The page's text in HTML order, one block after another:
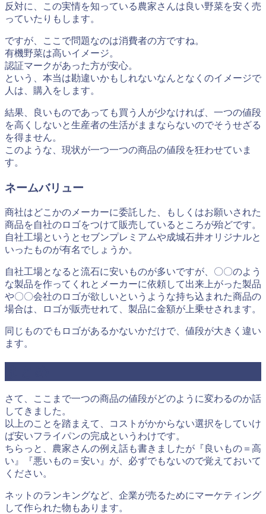
反対に、この実情を知っている農家さんは良い野菜を安く売
っていたりもします。
ですが、ここで問題なのは消費者の方ですね。
有機野菜は高いイメージ。
認証マークがあった方が安心。
という、本当は勘違いかもしれないなんとなくのイメージで
人は、購入をします。
結果、良いものであっても買う人が少なければ、一つの値段
を高くしないと生産者の生活がままならないのでそうせざる
を得ません。
このような、現状が一つ一つの商品の値段を狂わせていま
す。
ネームバリュー
商社はどこかのメーカーに委託した、もしくはお願いされた
商品を自社のロゴをつけて販売しているところが殆どです。
自社工場というとセブンプレミアムや成城石井オリジナルと
いったものが有名でしょうか。
自社工場となると流石に安いものが多いですが、〇〇のよう
な製品を作ってくれとメーカーに依頼して出来上がった製品
や〇〇会社のロゴが欲しいというような持ち込まれた商品の
場合は、ロゴが販売せれて、製品に金額が上乗せされます。
同じものでもロゴがあるかないかだけで、値段が大きく違い
ます。
さて、ここまで一つの商品の値段がどのように変わるのか話
してきました。
以上のことを踏まえて、コストがかからない選択をしていけ
ば安いフライパンの完成というわけです。
ちらっと、農家さんの例え話も書きましたが『良いもの＝高
い』『悪いもの＝安い』が、必ずでもないので覚えておいて
ください。
ネットのランキングなど、企業が売るためにマーケティング
して作られた物もあります。